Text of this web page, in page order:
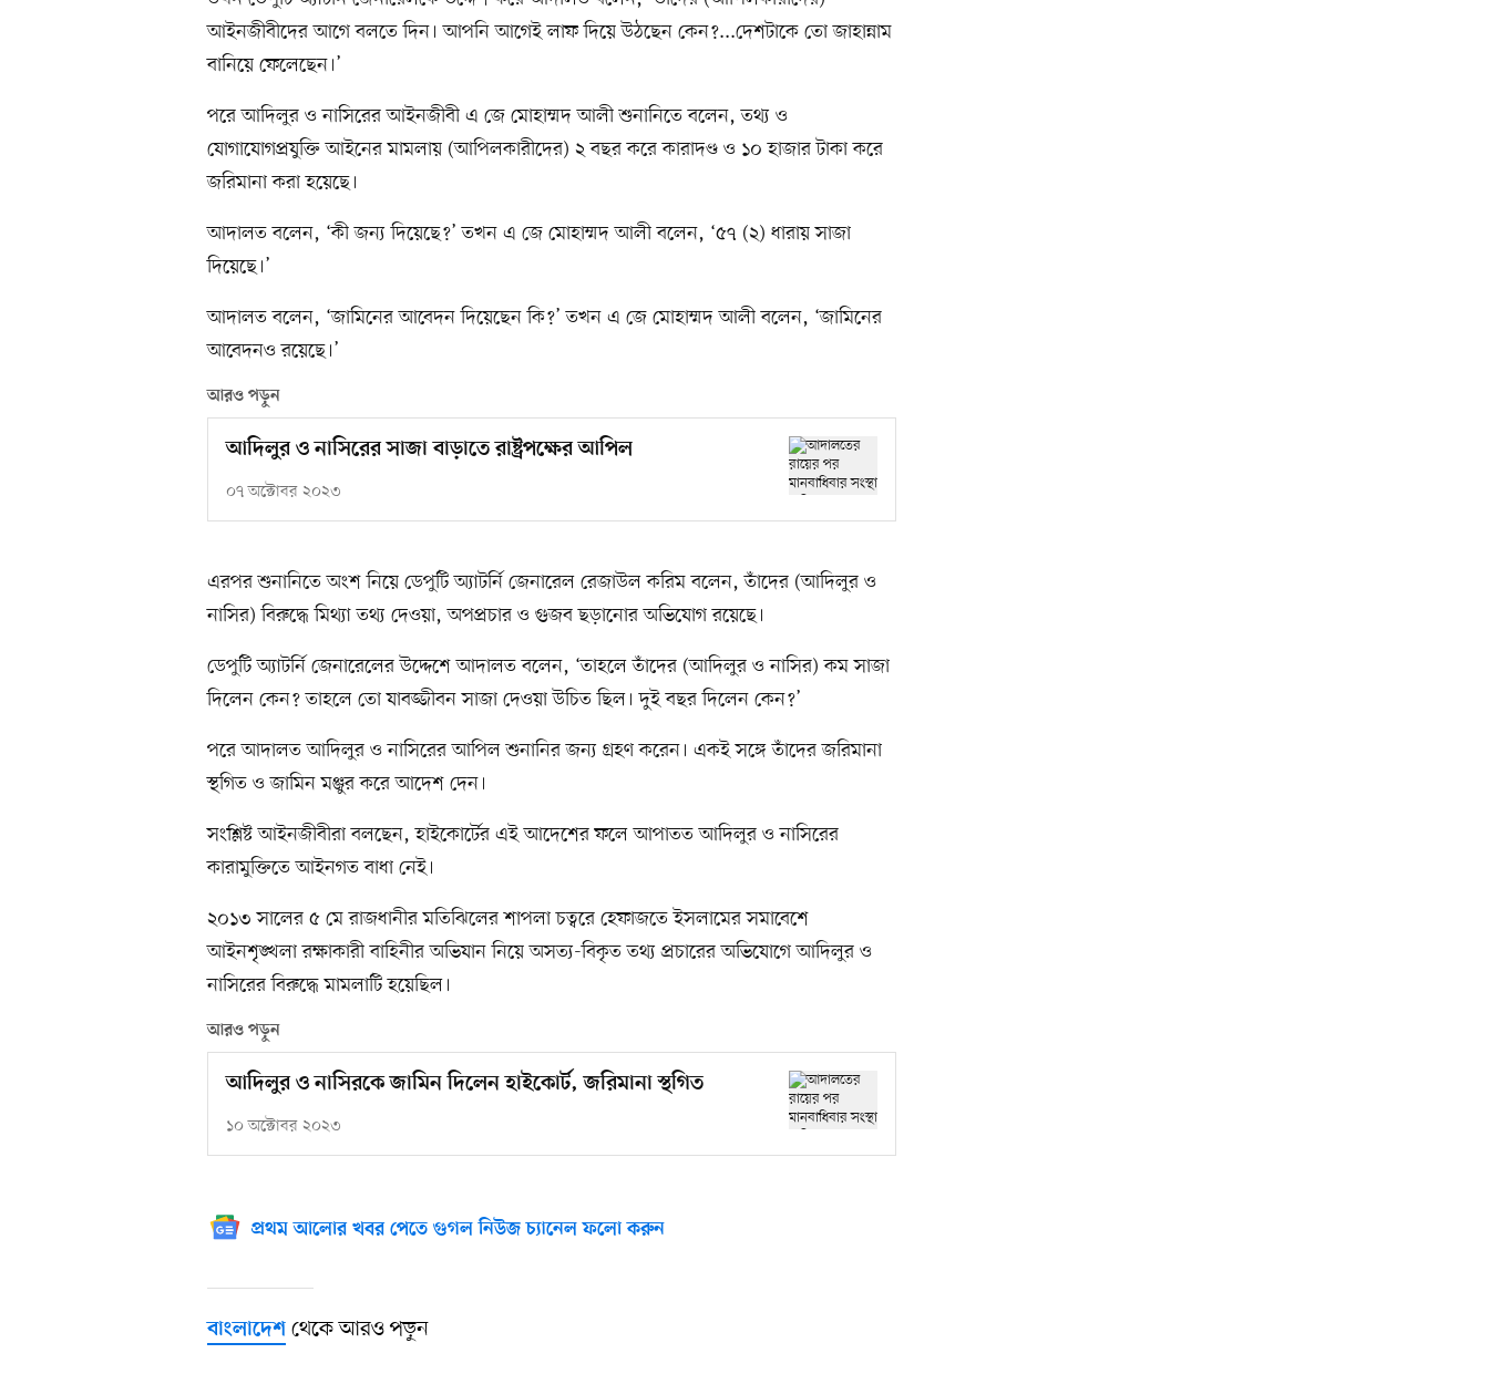
আইনজীবীদের আগে বলতে দিন। আপনি আগেই লাফ দিয়ে উঠছেন কেন?...দেশটাকে তো জাহান্নাম
বানিয়ে ফেলেছেন।’
পরে আদিলুর ও নাসিরের আইনজীবী এ জে মোহাম্মদ আলী শুনানিতে বলেন, তথ্য ও
যোগাযোগপ্রযুক্তি আইনের মামলায় (আপিলকারীদের) ২ বছর করে কারাদণ্ড ও ১০ হাজার টাকা করে
জরিমানা করা হয়েছে।
আদালত বলেন, ‘কী জন্য দিয়েছে?’ তখন এ জে মোহাম্মদ আলী বলেন, ‘৫৭ (২) ধারায় সাজা
দিয়েছে।’
আদালত বলেন, ‘জামিনের আবেদন দিয়েছেন কি?’ তখন এ জে মোহাম্মদ আলী বলেন, ‘জামিনের
আবেদনও রয়েছে।’
আরও পড়ুন
আদিলুর ও নাসিরের সাজা বাড়াতে রাষ্ট্রপক্ষের আপিল
০৭ অক্টোবর ২০২৩
এরপর শুনানিতে অংশ নিয়ে ডেপুটি অ্যাটর্নি জেনারেল রেজাউল করিম বলেন, তাঁদের (আদিলুর ও
নাসির) বিরুদ্ধে মিথ্যা তথ্য দেওয়া, অপপ্রচার ও গুজব ছড়ানোর অভিযোগ রয়েছে।
ডেপুটি অ্যাটর্নি জেনারেলের উদ্দেশে আদালত বলেন, ‘তাহলে তাঁদের (আদিলুর ও নাসির) কম সাজা
দিলেন কেন? তাহলে তো যাবজ্জীবন সাজা দেওয়া উচিত ছিল। দুই বছর দিলেন কেন?’
পরে আদালত আদিলুর ও নাসিরের আপিল শুনানির জন্য গ্রহণ করেন। একই সঙ্গে তাঁদের জরিমানা
স্থগিত ও জামিন মঞ্জুর করে আদেশ দেন।
সংশ্লিষ্ট আইনজীবীরা বলছেন, হাইকোর্টের এই আদেশের ফলে আপাতত আদিলুর ও নাসিরের
কারামুক্তিতে আইনগত বাধা নেই।
২০১৩ সালের ৫ মে রাজধানীর মতিঝিলের শাপলা চত্বরে হেফাজতে ইসলামের সমাবেশে
আইনশৃঙ্খলা রক্ষাকারী বাহিনীর অভিযান নিয়ে অসত্য-বিকৃত তথ্য প্রচারের অভিযোগে আদিলুর ও
নাসিরের বিরুদ্ধে মামলাটি হয়েছিল।
আরও পড়ুন
আদিলুর ও নাসিরকে জামিন দিলেন হাইকোর্ট, জরিমানা স্থগিত
১০ অক্টোবর ২০২৩
প্রথম আলোর খবর পেতে গুগল নিউজ চ্যানেল ফলো করুন
বাংলাদেশ থেকে আরও পড়ুন